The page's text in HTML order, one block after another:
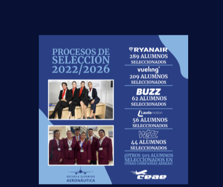
más de 5000 alumnos que ya están
, te recomendamos formarte con
nosotros. Es muy recomendable disponer de una
formación especializada en el sector aeronáutico
para trabajar como auxiliar de vuelo TCP, ¡por lo
que se trata de una oportunidad inmejorable
comenzar 2019 con buen pie!
Pídenos información sobre
nuestroscursos, y no dejes volar
esta oportunidad:
Solicita información